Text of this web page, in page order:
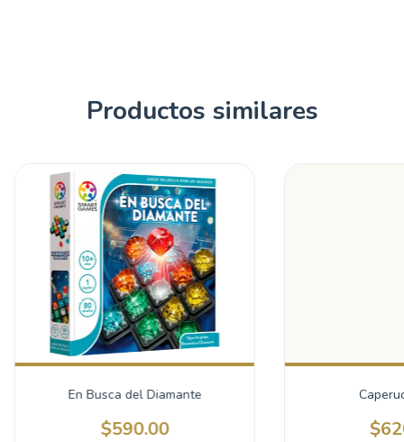
Productos similares
En Busca del Diamante
$590.00